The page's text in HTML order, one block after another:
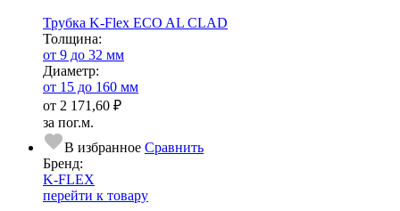
Трубка K-Flex ECO AL CLAD
Тол­щи­на:
от 9 до 32 мм
Диаметр:
от 15 до 160 мм
от 2 171,60 ₽
за пог.м.
В избранное Сравнить
Бренд:
K-FLEX
перейти к товару